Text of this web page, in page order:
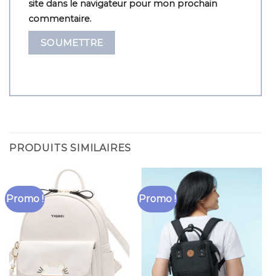
site dans le navigateur pour mon prochain
commentaire.
PRODUITS SIMILAIRES
Promo ! Promo !